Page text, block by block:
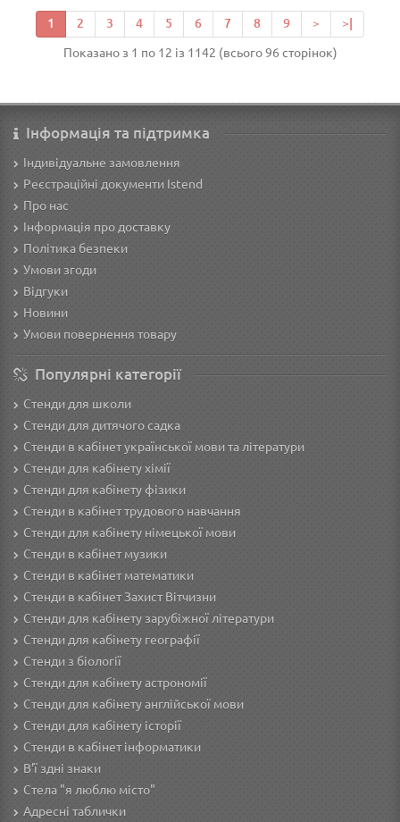
1 2 3 4 5 6 7 8 9 > >|
Показано з 1 по 12 із 1142 (всього 96 сторінок)
Інформація та підтримка
Індивідуальне замовлення
Реєстраційні документи Istend
Про нас
Інформація про доставку
Політика безпеки
Умови згоди
Відгуки
Новини
Умови повернення товару
Популярні категорії
Стенди для школи
Стенди для дитячого садка
Стенди в кабінет української мови та літератури
Стенди для кабінету хімії
Стенди для кабінету фізики
Стенди в кабінет трудового навчання
Cтенди для кабінету німецької мови
Стенди в кабінет музики
Стенди в кабінет математики
Стенди в кабінет Захист Вітчизни
Стенди для кабінету зарубіжної літератури
Стенди для кабінету географії
Стенди з біології
Стенди для кабінету астрономії
Стенди для кабінету англійської мови
Стенди для кабінету історії
Стенди в кабінет інформатики
В'ї здні знаки
Стела "я люблю місто"
Адресні таблички